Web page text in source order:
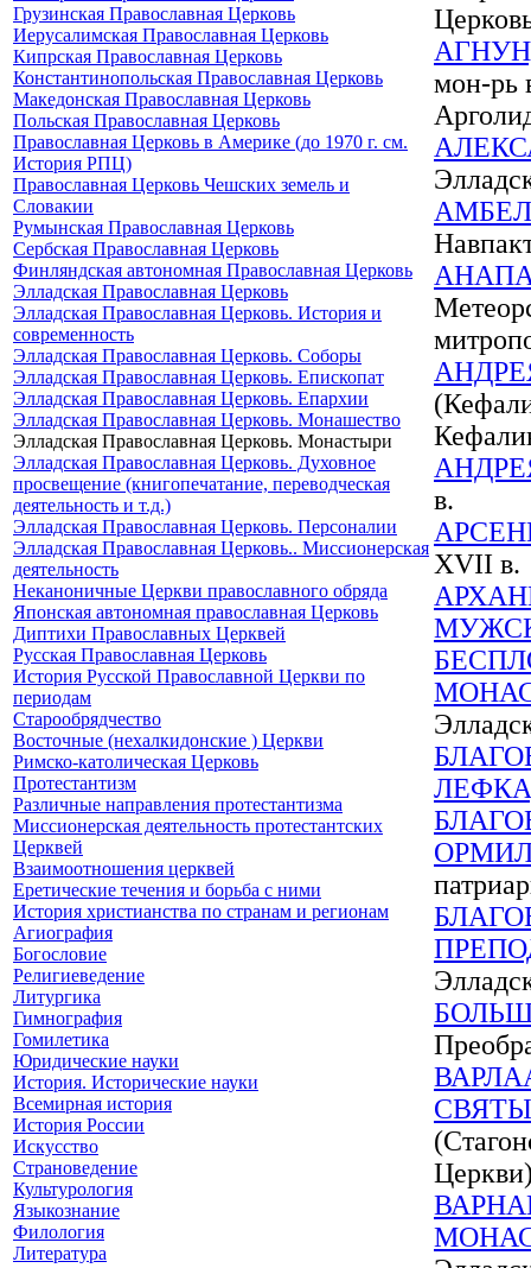
Грузинская Православная Церковь
Иерусалимская Православная Церковь
Кипрская Православная Церковь
Константинопольская Православная Церковь
Македонская Православная Церковь
Польская Православная Церковь
Православная Церковь в Америке (до 1970 г. см.
История РПЦ)
Православная Церковь Чешских земель и
Словакии
Румынская Православная Церковь
Сербская Православная Церковь
Финляндская автономная Православная Церковь
Элладская Православная Церковь
Элладская Православная Церковь. История и
современность
Элладская Православная Церковь. Соборы
Элладская Православная Церковь. Епископат
Элладская Православная Церковь. Епархии
Элладская Православная Церковь. Монашество
Элладская Православная Церковь. Монастыри
Элладская Православная Церковь. Духовное
просвещение (книгопечатание, переводческая
деятельность и т.д.)
Элладская Православная Церковь. Персоналии
Элладская Православная Церковь.. Миссионерская
деятельность
Неканоничные Церкви православного обряда
Японская автономная православная Церковь
Диптихи Православных Церквей
Русская Православная Церковь
История Русской Православной Церкви по
периодам
Старообрядчество
Восточные (нехалкидонские ) Церкви
Римско-католическая Церковь
Протестантизм
Различные направления протестантизма
Миссионерская деятельность протестантских
Церквей
Взаимоотношения церквей
Еретические течения и борьба с ними
История христианства по странам и регионам
Агиография
Богословие
Религиеведение
Литургика
Гимнография
Гомилетика
Юридические науки
История. Исторические науки
Всемирная история
История России
Искусство
Страноведение
Культурология
Языкознание
Филология
Литература
мон-рь
в.
XVII в.